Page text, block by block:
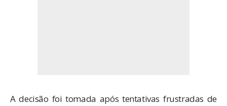
A decisão foi tomada após tentativas frustradas de